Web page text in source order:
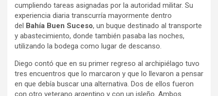
cumpliendo tareas asignadas por la autoridad militar. Su
experiencia diaria transcurría mayormente dentro
del Bahía Buen Suceso, un buque destinado al transporte
y abastecimiento, donde también pasaba las noches,
utilizando la bodega como lugar de descanso.
Diego contó que en su primer regreso al archipiélago tuvo
tres encuentros que lo marcaron y que lo llevaron a pensar
en que debía buscar una alternativa. Dos de ellos fueron
con otro veterano argentino y con un isleño. Ambos